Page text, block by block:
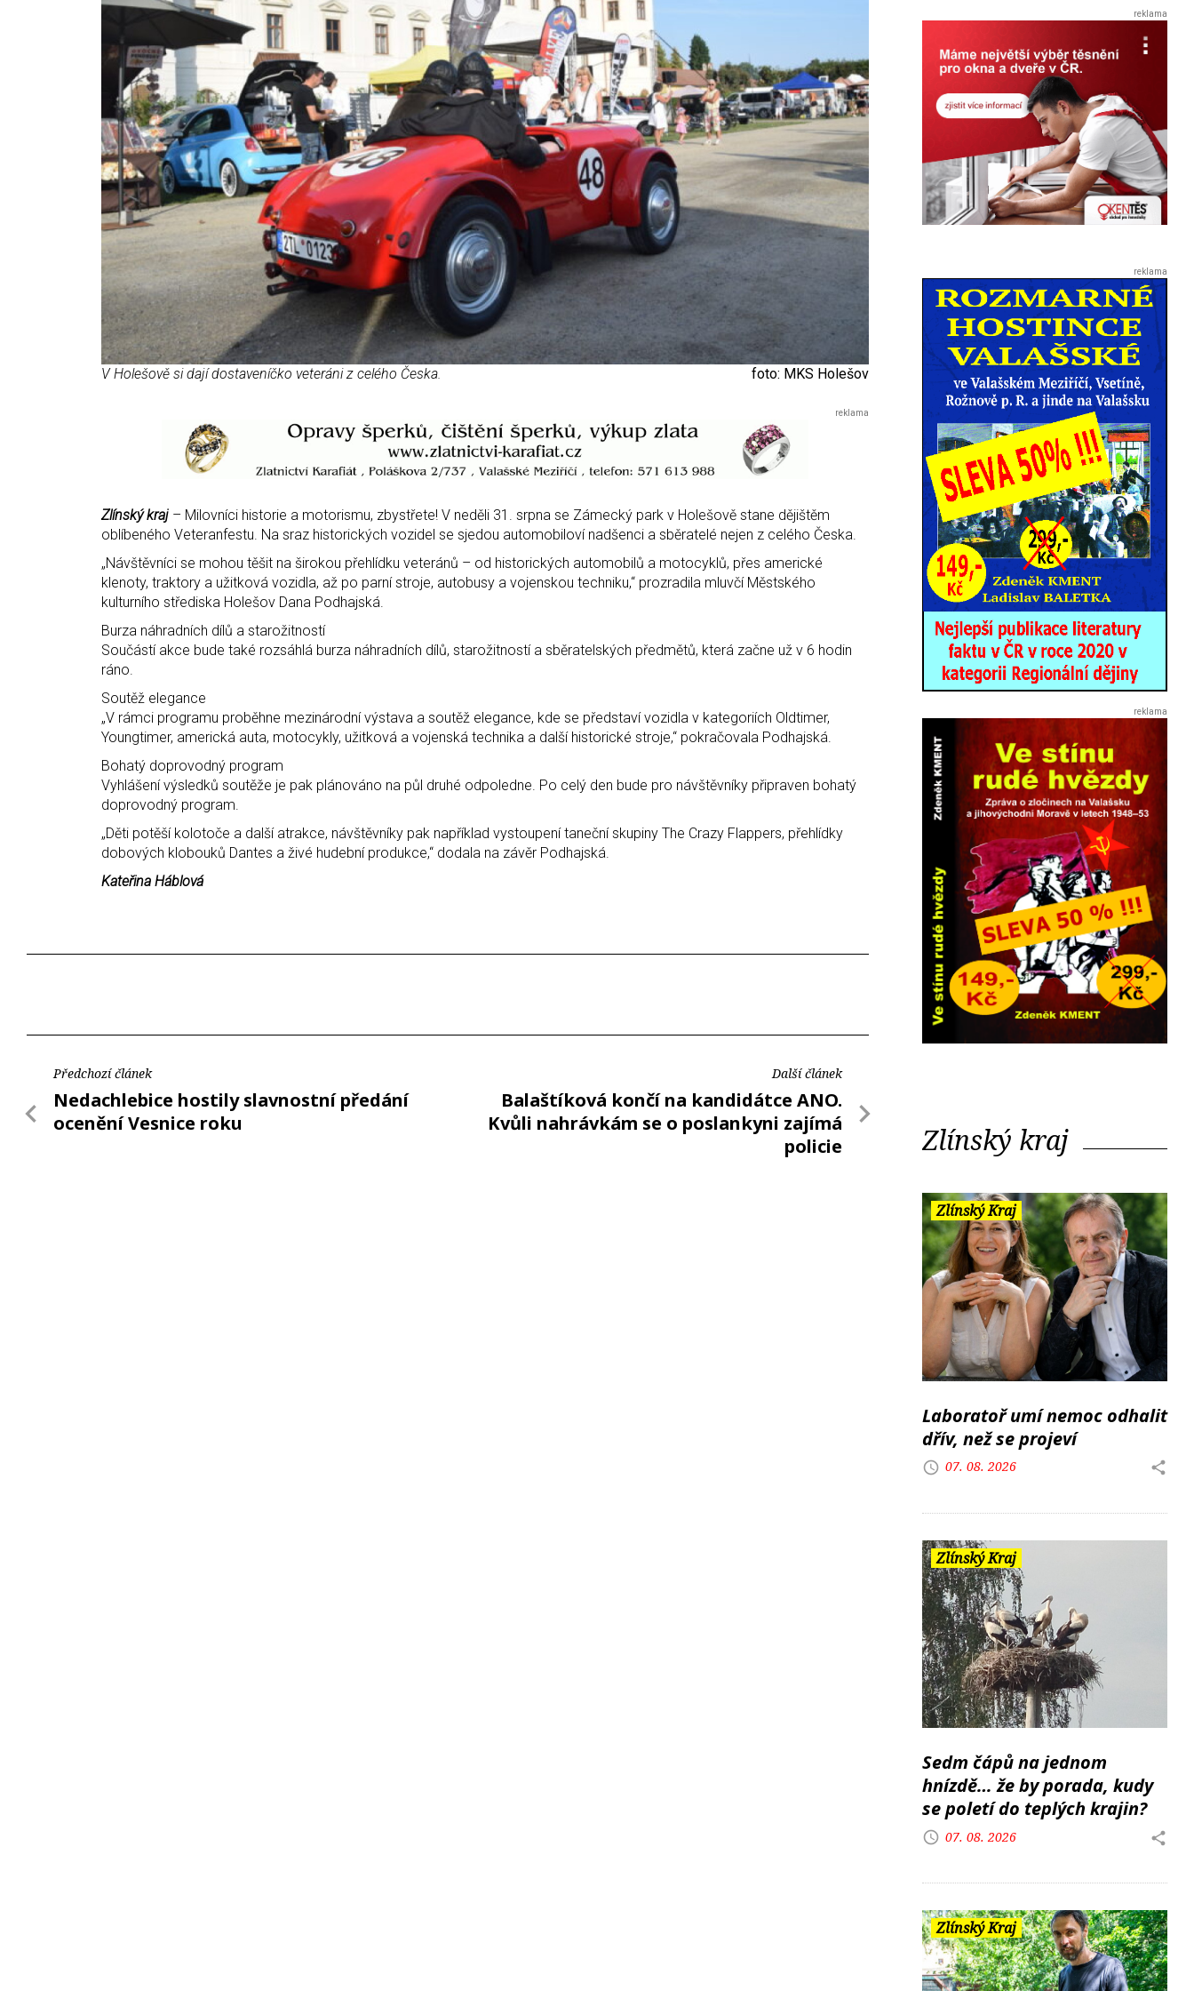
V Holešově si dají dostaveníčko veteráni z celého Česka. foto: MKS Holešov
Zlínský kraj – Milovníci historie a motorismu, zbystřete! V neděli 31. srpna se Zámecký park v Holešově stane dějištěm
oblíbeného Veteranfestu. Na sraz historických vozidel se sjedou automobiloví nadšenci a sběratelé nejen z celého Česka.
„Návštěvníci se mohou těšit na širokou přehlídku veteránů – od historických automobilů a motocyklů, přes americké
klenoty, traktory a užitková vozidla, až po parní stroje, autobusy a vojenskou techniku,“ prozradila mluvčí Městského
kulturního střediska Holešov Dana Podhajská.
Burza náhradních dílů a starožitností
Součástí akce bude také rozsáhlá burza náhradních dílů, starožitností a sběratelských předmětů, která začne už v 6 hodin
ráno.
Soutěž elegance
„V rámci programu proběhne mezinárodní výstava a soutěž elegance, kde se představí vozidla v kategoriích Oldtimer,
Youngtimer, americká auta, motocykly, užitková a vojenská technika a další historické stroje,“ pokračovala Podhajská.
Bohatý doprovodný program
Vyhlášení výsledků soutěže je pak plánováno na půl druhé odpoledne. Po celý den bude pro návštěvníky připraven bohatý
doprovodný program.
„Děti potěší kolotoče a další atrakce, návštěvníky pak například vystoupení taneční skupiny The Crazy Flappers, přehlídky
dobových klobouků Dantes a živé hudební produkce,“ dodala na závěr Podhajská.
Kateřina Háblová
Předchozí článek
Nedachlebice hostily slavnostní předání
ocenění Vesnice roku
Další článek
Balaštíková končí na kandidátce ANO.
Kvůli nahrávkám se o poslankyni zajímá
policie
Zlínský kraj
Zlínský Kraj
Laboratoř umí nemoc odhalit
dřív, než se projeví
07. 08. 2026
Zlínský Kraj
Sedm čápů na jednom
hnízdě… že by porada, kudy
se poletí do teplých krajin?
07. 08. 2026
Zlínský Kraj